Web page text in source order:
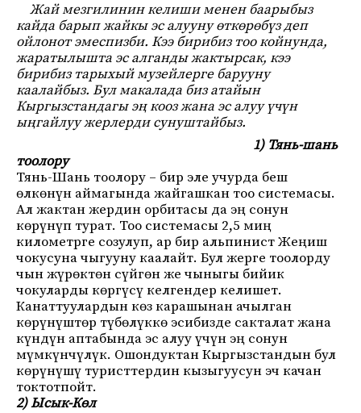
Жай мезгилинин келиши менен баарыбыз
кайда барып жайкы эс алууну өткөрөбүз деп
ойлонот эмеспизби. Кээ бирибиз тоо койнунда,
жаратылышта эс алганды жактырсак, кээ
бирибиз тарыхый музейлерге барууну
каалайбыз. Бул макалада биз атайын
Кыргызстандагы эң кооз жана эс алуу үчүн
ыңгайлуу жерлерди сунуштайбыз.
1) Тянь-шань
тоолору
Тянь-Шань тоолору – бир эле учурда беш
өлкөнүн аймагында жайгашкан тоо системасы.
Ал жактан жердин орбитасы да эң сонун
көрүнүп турат. Тоо системасы 2,5 миң
километрге созулуп, ар бир альпинист Жеңиш
чокусуна чыгууну каалайт. Бул жерге тоолорду
чын жүрөктөн сүйгөн же чыныгы бийик
чокуларды көргүсү келгендер келишет.
Канаттуулардын көз карашынан ачылган
көрүнүштөр түбөлүккө эсибизде сакталат жана
күндүн аптабында эс алуу үчүн эң сонун
мүмкүнчүлүк. Ошондуктан Кыргызстандын бул
көрүнүшү туристтердин кызыгуусун эч качан
токтотпойт.
2) Ысык-Көл